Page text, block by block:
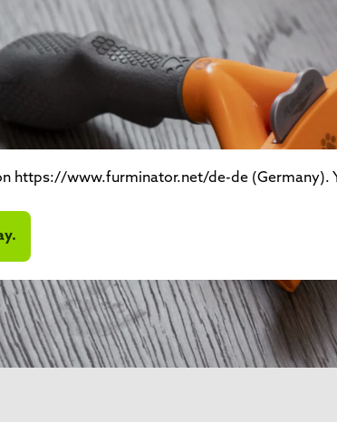
https://www.furminator.net/de-de (Germany).